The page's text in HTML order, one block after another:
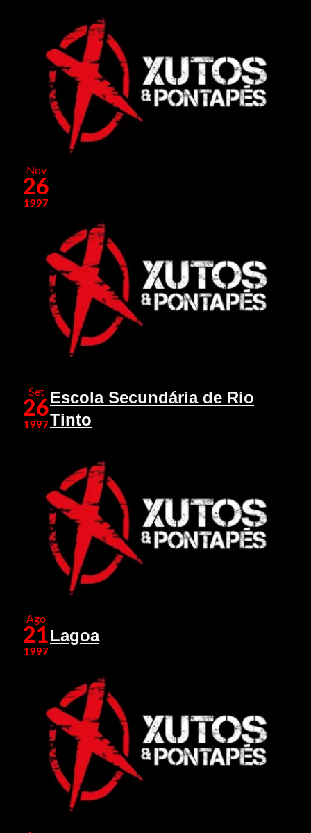
Nov
26
1997
Set
26
1997
Escola Secundária de Rio
Tinto
Ago
21
1997
Lagoa